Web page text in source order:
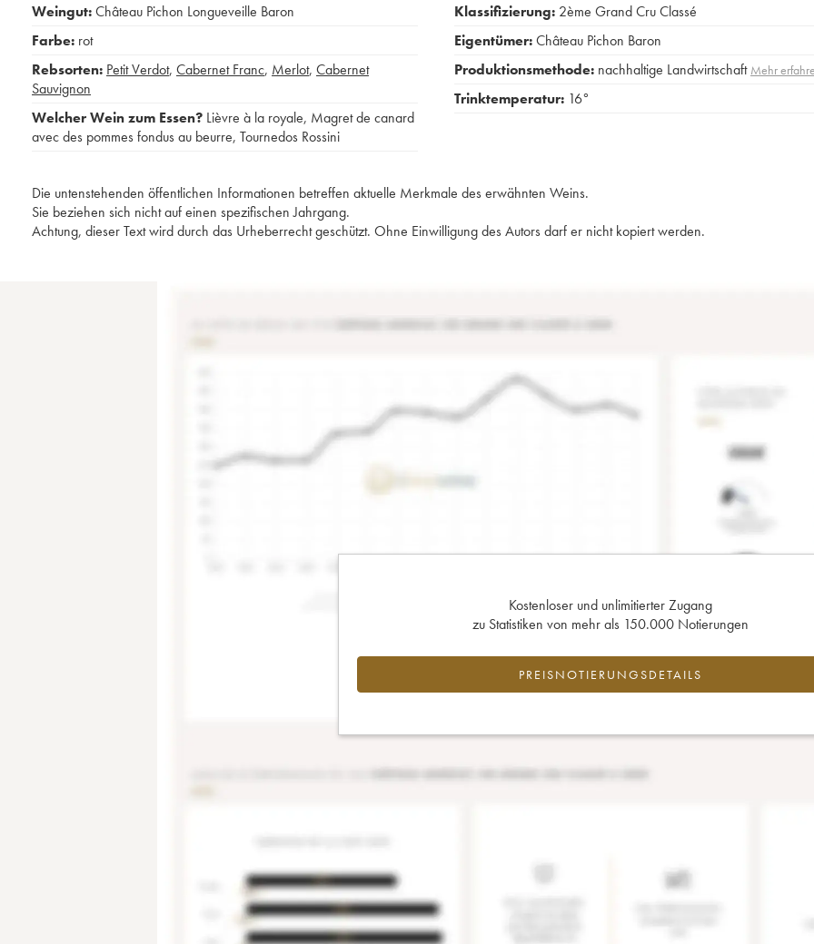
Weingut:Château Pichon Longueveille Baron
Farbe: rot
Rebsorten: Petit Verdot, Cabernet Franc, Merlot, Cabernet
Sauvignon
Welcher Wein zum Essen? Lièvre à la royale, Magret de canard
avec des pommes fondus au beurre, Tournedos Rossini
Klassifizierung: 2ème Grand Cru Classé
Eigentümer:Château Pichon Baron
Produktionsmethode: nachhaltige Landwirtschaft Mehr
Trinktemperatur: 16°
Die untenstehenden öffentlichen Informationen betreffen aktuelle Merkmale des erwähnten Weins.
Sie beziehen sich nicht auf einen spezifischen Jahrgang.
Achtung, dieser Text wird durch das Urheberrecht geschützt. Ohne Einwilligung des Autors darf er nicht kopiert werden.
Kostenloser und unlimitierter Zugang
zu Statistiken von mehr als 150.000 Notierungen
PREISNOTIERUNGSDETAILS